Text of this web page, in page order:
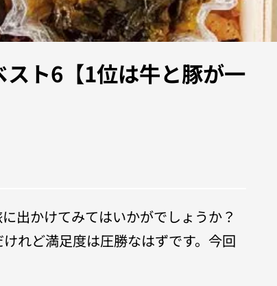
ト6【1位は牛と豚が一
出かけてみてはいかがでしょうか？
れど満足度は圧勝なはずです。今回